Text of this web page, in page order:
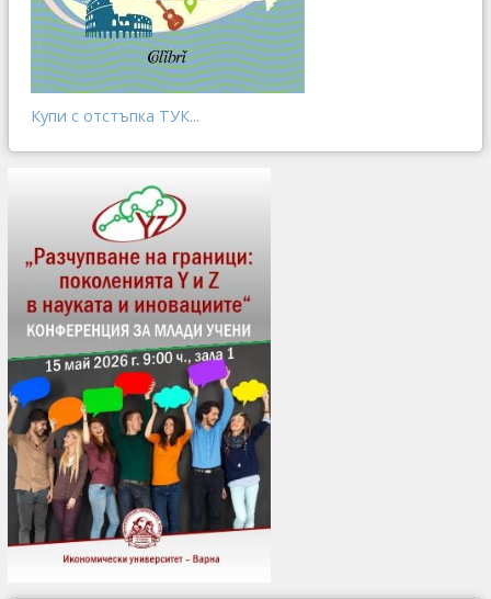
Купи с отстъпка ТУК...